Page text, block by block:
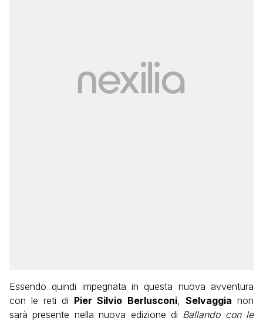
Essendo quindi impegnata in questa nuova avventura
con le reti di Pier Silvio Berlusconi, Selvaggia non
sarà presente nella nuova edizione di Ballando con le